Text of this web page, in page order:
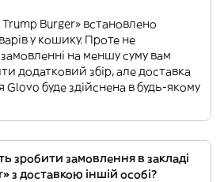
Trump Burger» встановлено
у кошику. Проте не
на меншу суму вам
додатковий збір, але доставка
буде здійснена в будь-якому
зробити замовлення в закладі
з доставкою іншій особі?